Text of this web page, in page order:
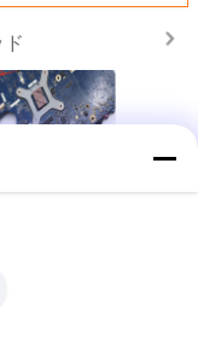
ドウェア自然に
ション ハ